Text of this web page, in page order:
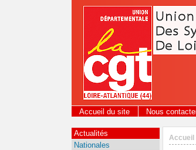
Panneau de gestion des cookies
Accueil du site Nous
Accueil
Actualités
Nationales